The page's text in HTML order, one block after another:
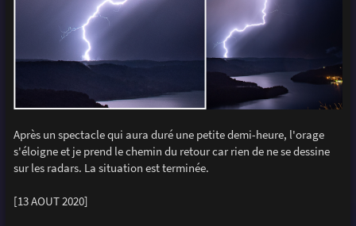
Après un spectacle qui aura duré une petite demi-heure, l'orage
s'éloigne et je prend le chemin du retour car rien de ne se dessine
sur les radars. La situation est terminée.
[13 AOUT 2020]